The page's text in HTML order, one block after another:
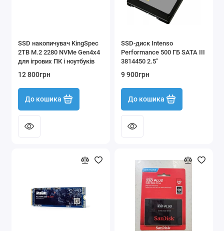
Показати все
SSD накопичувач KingSpec
2TB M.2 2280 NVMe Gen4x4
для ігрових ПК і ноутбуків
12 800грн
До кошика
SSD-диск Intenso
Performance 500 ГБ SATA III
3814450 2.5″
9 900грн
До кошика